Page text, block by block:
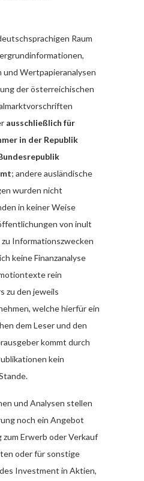
Raum
Wertpapieranalysen
der österreichischen
ausschließlich für
in der Republik
; andere ausländische
wurden nicht
in keiner Weise
von inult
Informationszwecken
keine Finanzanalyse
rein
zu den jeweils
welche hierfür ein
dem Leser und den
kommt durch
kein
und Analysen stellen
noch ein Angebot
Erwerb oder Verkauf
oder für sonstige
Investment in Aktien,